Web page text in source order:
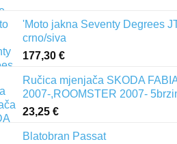
'Moto jakna Seventy Degrees
crno/siva
177,30 €
Ručica mjenjača SKODA FABIA
2007-,ROOMSTER 2007-
23,25 €
Blatobran Passat